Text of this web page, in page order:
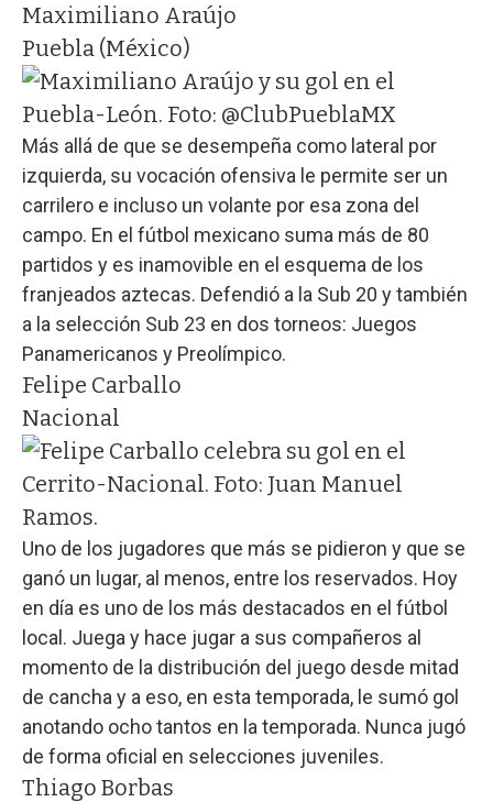
Maximiliano Araújo
Puebla (México)
Más allá de que se desempeña como lateral por
izquierda, su vocación ofensiva le permite ser un
carrilero e incluso un volante por esa zona del
campo. En el fútbol mexicano suma más de 80
partidos y es inamovible en el esquema de los
franjeados aztecas. Defendió a la Sub 20 y también
a la selección Sub 23 en dos torneos: Juegos
Panamericanos y Preolímpico.
Felipe Carballo
Nacional
Uno de los jugadores que más se pidieron y que se
ganó un lugar, al menos, entre los reservados. Hoy
en día es uno de los más destacados en el fútbol
local. Juega y hace jugar a sus compañeros al
momento de la distribución del juego desde mitad
de cancha y a eso, en esta temporada, le sumó gol
anotando ocho tantos en la temporada. Nunca jugó
de forma oficial en selecciones juveniles.
Thiago Borbas